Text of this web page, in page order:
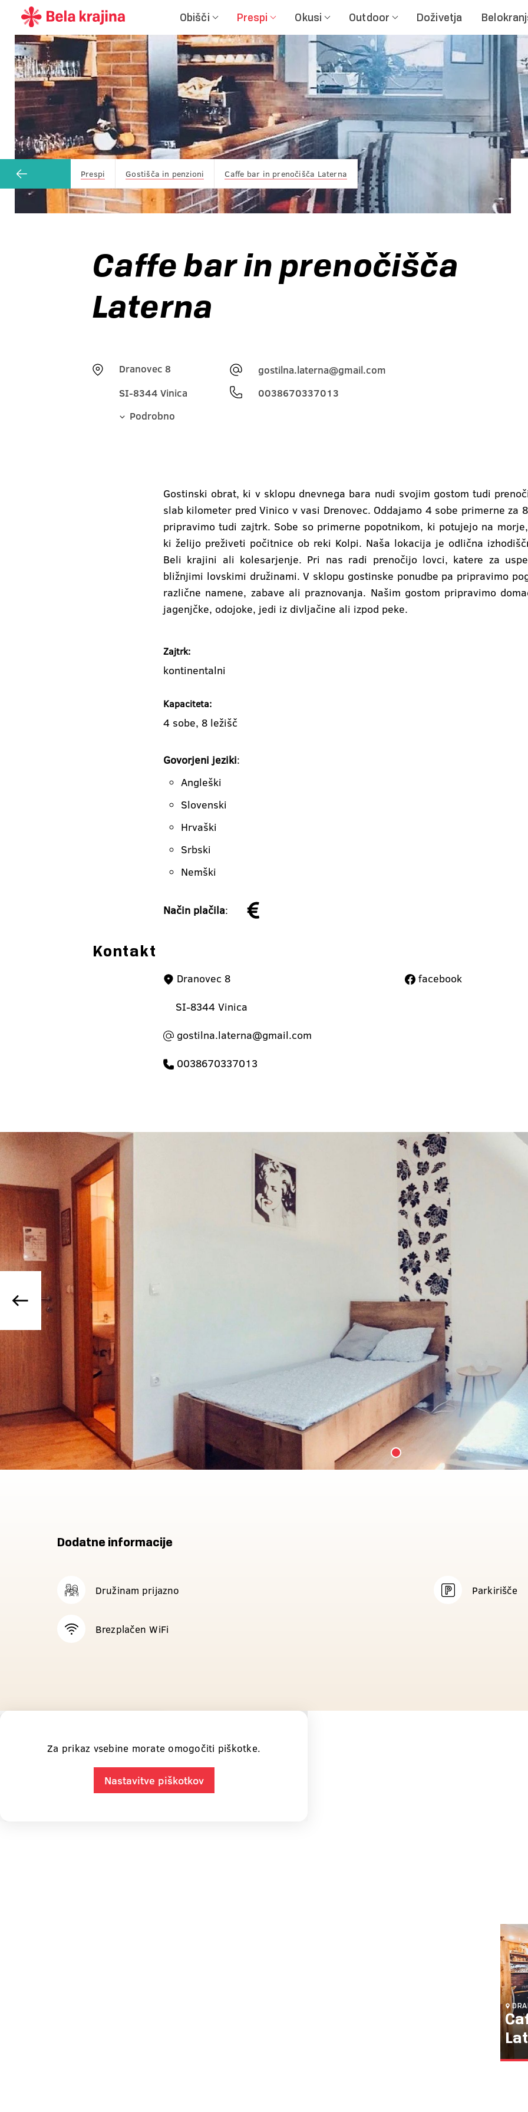
Obišči Prespi Okusi Outdoor Doživetja
Prespi Gostišča in penzioni Caffe bar in prenočišča Laterna
Caffe bar in prenočišča
Laterna
Dranovec 8
SI-8344 Vinica
Podrobno
gostilna.laterna@gmail.com
0038670337013
Gostinski obrat, ki v sklopu dnevnega bara nudi svojim gostom tudi
slab kilometer pred Vinico v vasi Drenovec. Oddajamo 4 sobe primerne za
pripravimo tudi zajtrk. Sobe so primerne popotnikom, ki potujejo na
ki želijo preživeti počitnice ob reki Kolpi. Naša lokacija je odlična
Beli krajini ali kolesarjenje. Pri nas radi prenočijo lovci, katere za
bližnjimi lovskimi družinami. V sklopu gostinske ponudbe pa pripravimo
različne namene, zabave ali praznovanja. Našim gostom pripravimo
jagenjčke, odojoke, jedi iz divljačine ali izpod peke.
Zajtrk:
kontinentalni
Kapaciteta:
4 sobe, 8 ležišč
Govorjeni jeziki:
Angleški
Slovenski
Hrvaški
Srbski
Nemški
Način plačila:
Kontakt
Dranovec 8
SI-8344 Vinica
gostilna.laterna@gmail.com
0038670337013
facebook
Previous
Dodatne informacije
Družinam prijazno
Brezplačen WiFi
Parkirišče
Za prikaz vsebine morate omogočiti piškotke.
Nastavitve piškotkov